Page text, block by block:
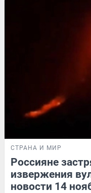
СТРАНА И МИР
Россияне
извержения
новости 14